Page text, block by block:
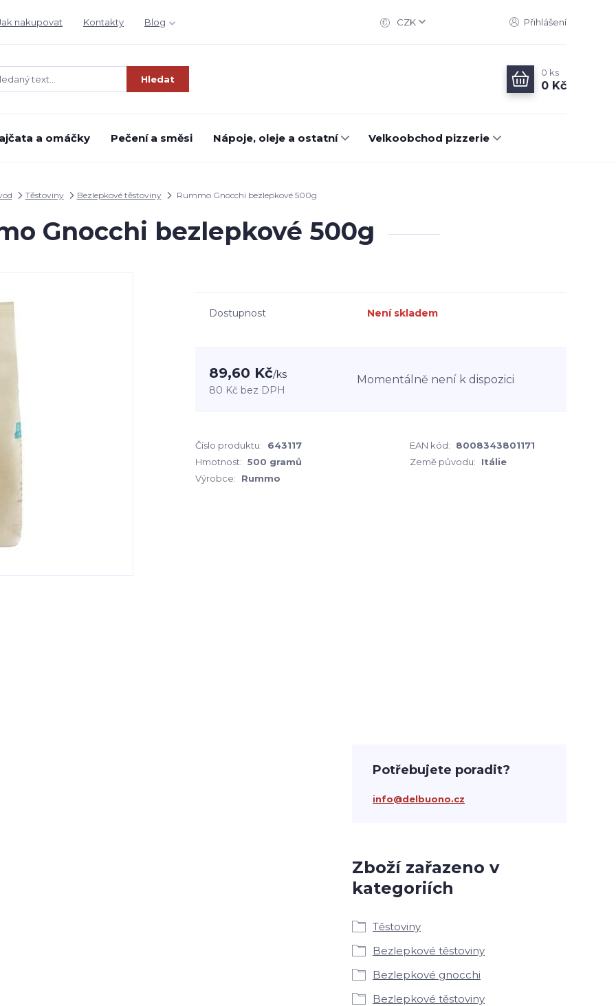
nakupovat Kontakty Blog CZK Přihlášení
Hledat
0 ks
0 Kč
a omáčky Pečení a směsi Nápoje, oleje a ostatní Velkoobchod pizzerie
Těstoviny Bezlepkové těstoviny Rummo Gnocchi bezlepkové 500g
Gnocchi bezlepkové 500g
Dostupnost Není skladem
89,60 Kč/ks
80 Kč bez DPH
Momentálně není k dispozici
Číslo produktu: 643117 EAN kód:
8008343801171
Hmotnost: 500 gramů Země původu:
Itálie
Výrobce:
Rummo
Zboží zařazeno v
kategoriích
Těstoviny
Bezlepkové těstoviny
Bezlepkové gnocchi
Bezlepkové těstoviny
Potřebujete poradit?
info@delbuono.cz